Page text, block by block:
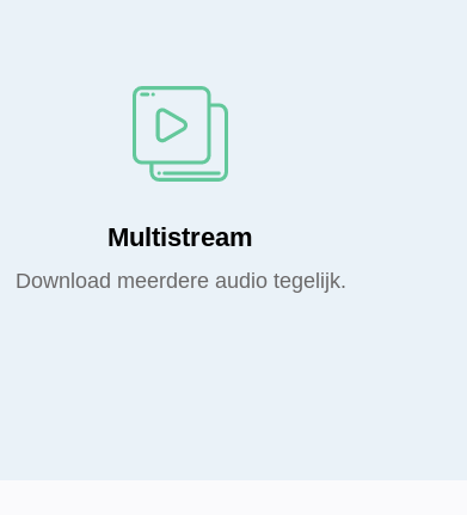
Multistream
Download meerdere audio tegelijk.